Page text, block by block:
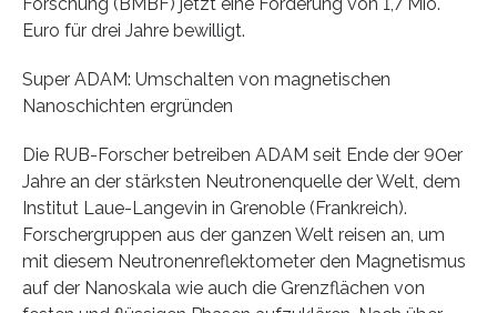
Euro für drei Jahre bewilligt.
Super ADAM: Umschalten von magnetischen
Nanoschichten ergründen
Die RUB-Forscher betreiben ADAM seit Ende der 90er
Jahre an der stärksten Neutronenquelle der Welt, dem
Institut Laue-Langevin in Grenoble (Frankreich).
Forschergruppen aus der ganzen Welt reisen an, um
mit diesem Neutronenreflektometer den Magnetismus
auf der Nanoskala wie auch die Grenzflächen von